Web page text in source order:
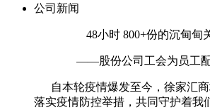
公司新闻
48小时800+份的沉甸甸
——股份公司工会为员工
自本轮疫情爆发至今，徐家汇商
落实疫情防控举措，共同守护着我